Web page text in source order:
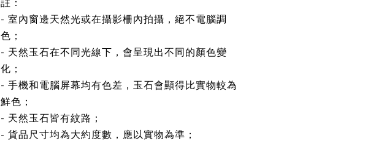
註：
- 室內窗邊天然光或在攝影柵內拍攝，絕不電腦調
色；
- 天然玉石在不同光線下，會呈現出不同的顏色變
化；
- 手機和電腦屏幕均有色差，玉石會顯得比實物較為
鮮色；
- 天然玉石皆有紋路；
- 貨品尺寸均為大約度數，應以實物為準；